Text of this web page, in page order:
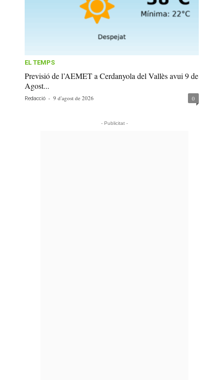
EL TEMPS
Previsió de l’AEMET a Cerdanyola del Vallès avui 9 de
Agost...
Redacció - 9 d'agost de 2026 0
- Publicitat -